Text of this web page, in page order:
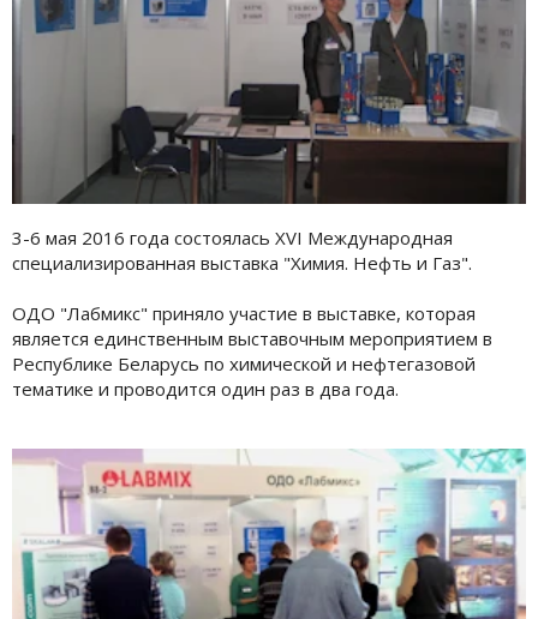
3-6 мая 2016 года состоялась XVI Международная
специализированная выставка "Химия. Нефть и Газ".
ОДО "Лабмикс" приняло участие в выставке, которая
является единственным выставочным мероприятием в
Республике Беларусь по химической и нефтегазовой
тематике и проводится один раз в два года.